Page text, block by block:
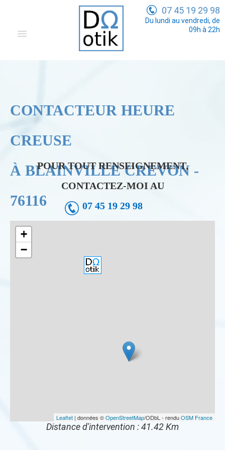
Tarifs
07 45 19 29 98
Du lundi au vendredi, de
09h à 22h
CONTACTEUR HEURE
CREUSE
À BLAINVILLE CREVON -
76116
POUR TOUT RENSEIGNEMENT,
CONTACTEZ-MOI AU
07 45 19 29 98
+
−
Leaflet | données ©OpenStreetMap/ODbL - renduOSM France
Distance d'intervention : 41.42 Km